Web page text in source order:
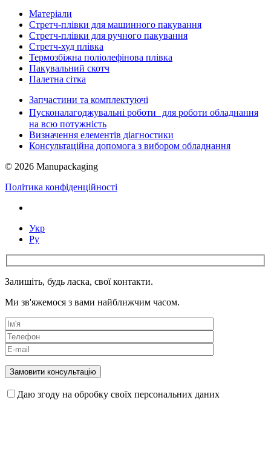
Матеріали
Стретч-плівки для машинного пакування
Стретч-плівки для ручного пакування
Стретч-худ плівка
Термозбіжна поліолефінова плівка
Пакувальний скотч
Палетна сітка
Запчастини та комплектуючі
Пусконалагоджувальні роботи для роботи обладнання
на всю потужність
Визначення елементів діагностики
Консультаційна допомога з вибором обладнання
© 2026 Manupackaging
Політика конфіденційності
Укр
Ру
Залишіть, будь ласка, свої контакти.
Ми зв'яжемося з вами найближчим часом.
Даю згоду на обробку своїх персональних даних